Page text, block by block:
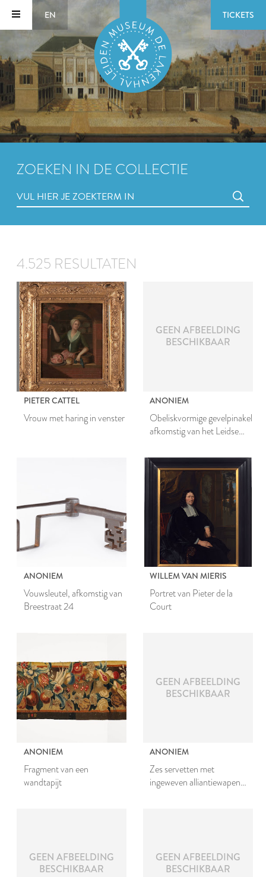
EN TICKETS
ZOEKEN IN DE COLLECTIE
4.525 RESULTATEN
PIETER CATTEL
Vrouw met haring in venster
GEEN AFBEELDING
BESCHIKBAAR
ANONIEM
Obeliskvormige gevelpinakel
afkomstig van het Leidse
ANONIEM
Vouwsleutel, afkomstig van
Breestraat 24
WILLEM VAN MIERIS
Portret van Pieter de la
Court
ANONIEM
Fragment van een
wandtapijt
GEEN AFBEELDING
BESCHIKBAAR
ANONIEM
Zes servetten met
ingeweven alliantiewapen
GEEN AFBEELDING
BESCHIKBAAR
GEEN AFBEELDING
BESCHIKBAAR